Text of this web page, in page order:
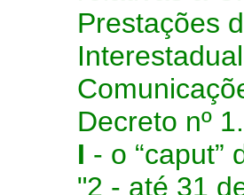
Prestações
Decreto nº
I - o “caput”
"2 - até 31